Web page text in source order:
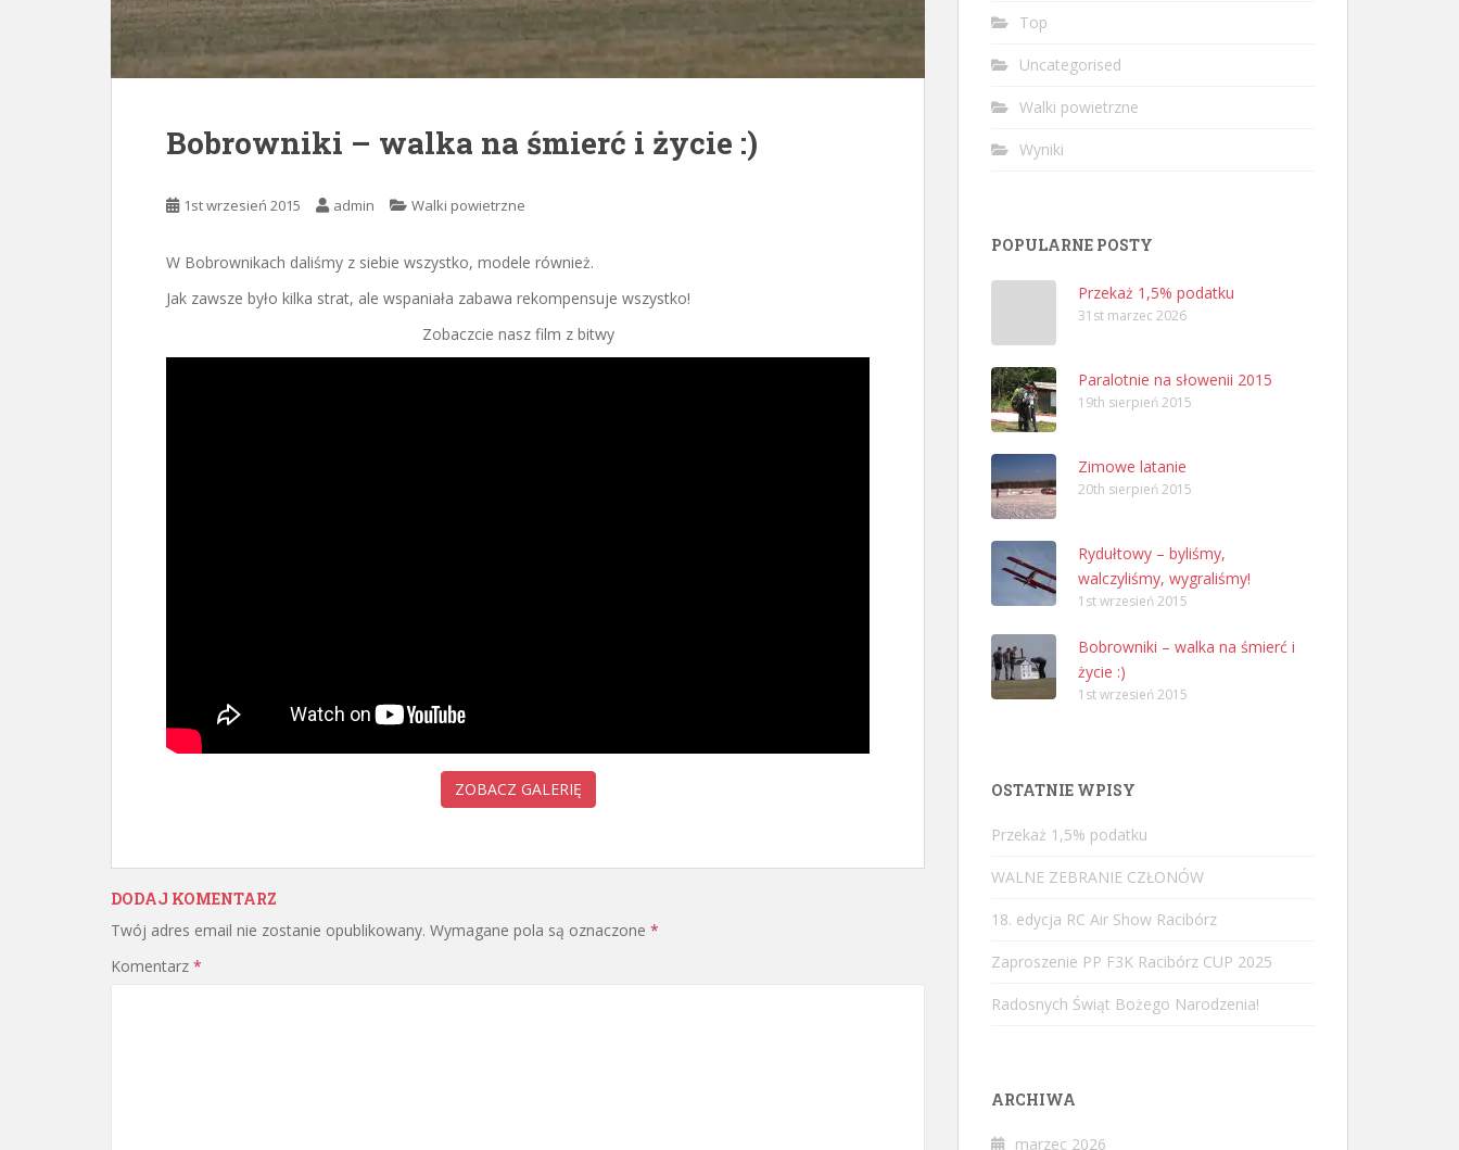
Bobrowniki – walka na śmierć i życie :)
1st wrzesień 2015 admin Walki powietrzne
W Bobrownikach daliśmy z siebie wszystko, modele również.
Jak zawsze było kilka strat, ale wspaniała zabawa rekompensuje wszystko!
Zobaczcie nasz film z bitwy
ZOBACZ GALERIĘ
DODAJ KOMENTARZ
Twój adres email nie zostanie opublikowany. Wymagane pola są oznaczone *
Komentarz *
Top
Uncategorised
Walki powietrzne
Wyniki
POPULARNE POSTY
Przekaż 1,5% podatku
31st marzec 2026
Paralotnie na słowenii 2015
19th sierpień 2015
Zimowe latanie
20th sierpień 2015
Rydułtowy – byliśmy,
walczyliśmy, wygraliśmy!
1st wrzesień 2015
Bobrowniki – walka na śmierć i
życie :)
1st wrzesień 2015
OSTATNIE WPISY
Przekaż 1,5% podatku
WALNE ZEBRANIE CZŁONÓW
18. edycja RC Air Show Racibórz
Zaproszenie PP F3K Racibórz CUP 2025
Radosnych Świąt Bożego Narodzenia!
ARCHIWA
marzec 2026